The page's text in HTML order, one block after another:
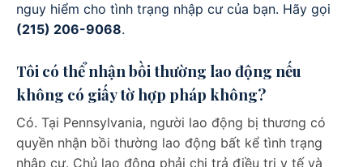
nguy hiểm cho tình trạng nhập cư của bạn. Hãy gọi
(215) 206-9068.
Tôi có thể nhận bồi thường lao động nếu
không có giấy tờ hợp pháp không?
Có. Tại Pennsylvania, người lao động bị thương có
quyền nhận bồi thường lao động bất kể tình trạng
nhập cư. Chủ lao động phải chi trả điều trị y tế và